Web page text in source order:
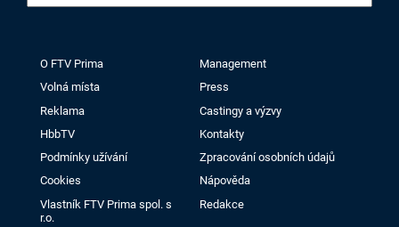
O FTV Prima
Management
Volná místa
Press
Reklama
Castingy a výzvy
HbbTV
Kontakty
Podmínky užívání
Zpracování osobních údajů
Cookies
Nápověda
Vlastník FTV Prima spol. s
r.o.
Redakce